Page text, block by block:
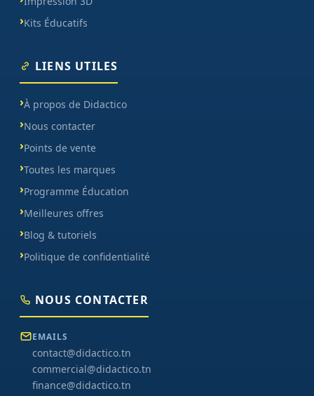
Kits Éducatifs
LIENS UTILES
À propos de Didactico
Nous contacter
Points de vente
Toutes les marques
Programme Éducation
Meilleures offres
Blog & tutoriels
Politique de confidentialité
NOUS CONTACTER
EMAILS
contact@didactico.tn
commercial@didactico.tn
finance@didactico.tn